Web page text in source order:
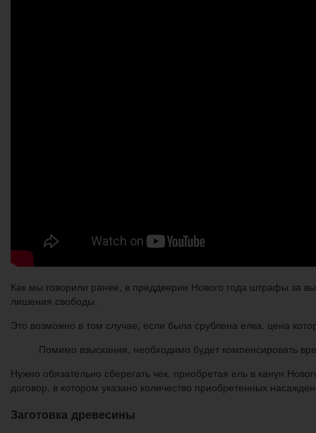
Как мы говорили ранее, в преддверии Нового года штрафы за
лишения свободы.
Это возможно в том случае, если была срублена елка, цена
Помимо взыскания, необходимо будет компенсировать
Нужно обязательно сберегать чек, приобретая ель в канун
договор, в котором указано количество приобретенных
Заготовка древесины